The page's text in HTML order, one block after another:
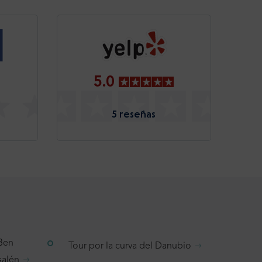
5.0
5 reseñas
Tour por la curva del Danubio